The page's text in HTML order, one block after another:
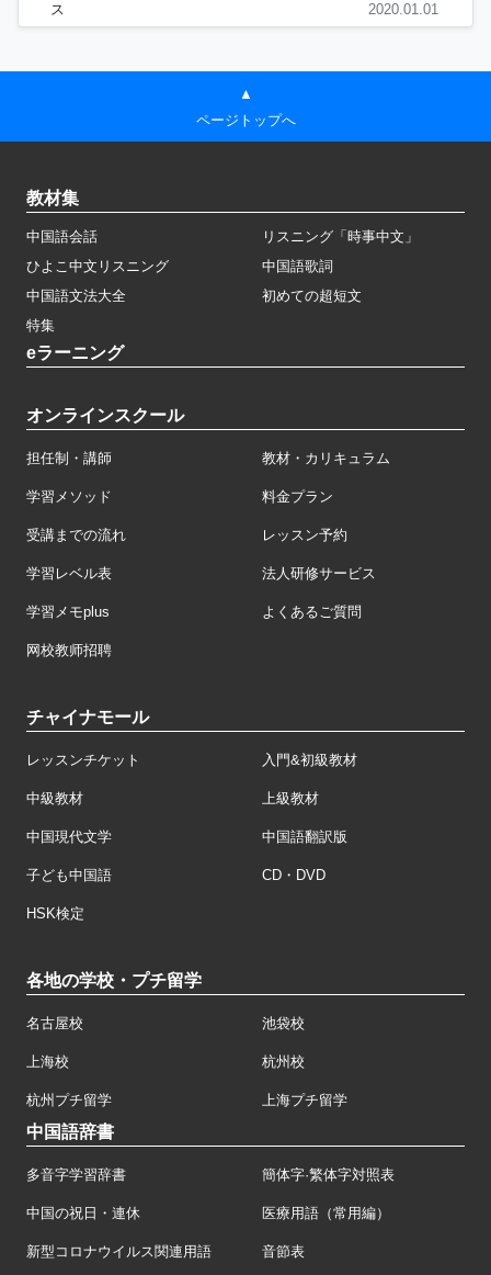
ス
2020.01.01
▲
ページトップへ
教材集
中国語会話
リスニング「時事中文」
ひよこ中文リスニング
中国語歌詞
中国語文法大全
初めての超短文
特集
eラーニング
オンラインスクール
担任制・講師 教材・カリキュラム
学習メソッド 料金プラン
受講までの流れ レッスン予約
学習レベル表 法人研修サービス
学習メモplus よくあるご質問
网校教师招聘
チャイナモール
レッスンチケット 入門&初級教材
中級教材 上級教材
中国現代文学 中国語翻訳版
子ども中国語 CD・DVD
HSK検定
各地の学校・プチ留学
名古屋校 池袋校
上海校 杭州校
杭州プチ留学 上海プチ留学
中国語辞書
多音字学習辞書 簡体字·繁体字対照表
中国の祝日・連休 医療用語（常用編）
新型コロナウイルス関連用語 音節表